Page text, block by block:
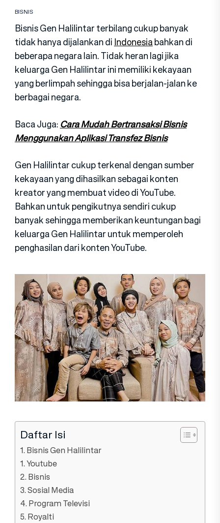
BISNIS
Bisnis Gen Halilintar terbilang cukup banyak
tidak hanya dijalankan di Indonesiabahkan di
beberapa negara lain. Tidak heran lagi jika
keluarga Gen Halilintar ini memiliki kekayaan
yang berlimpah sehingga bisa berjalan-jalan ke
berbagai negara.
Baca Juga: Cara Mudah Bertransaksi Bisnis
Menggunakan Aplikasi Transfez Bisnis
Gen Halilintar cukup terkenal dengan sumber
kekayaan yang dihasilkan sebagai konten
kreator yang membuat video di YouTube.
Bahkan untuk pengikutnya sendiri cukup
banyak sehingga memberikan keuntungan bagi
keluarga Gen Halilintar untuk memperoleh
penghasilan dari konten YouTube.
Daftar Isi
1. Bisnis Gen Halilintar
1. Youtube
2. Bisnis
3. Sosial Media
4. Program Televisi
5. Royalti